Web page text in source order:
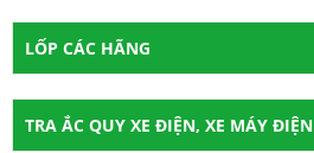
LỐP CÁC HÃNG
TRA ẮC QUY XE ĐIỆN, XE MÁY ĐIỆN